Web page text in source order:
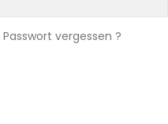
Passwort vergessen ?